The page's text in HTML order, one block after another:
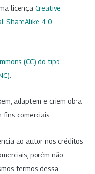
licença Creative
ShareAlike 4.0
(CC) do tipo
adaptem e criem obra
comerciais.
ao autor nos créditos
porém não
termos dessa